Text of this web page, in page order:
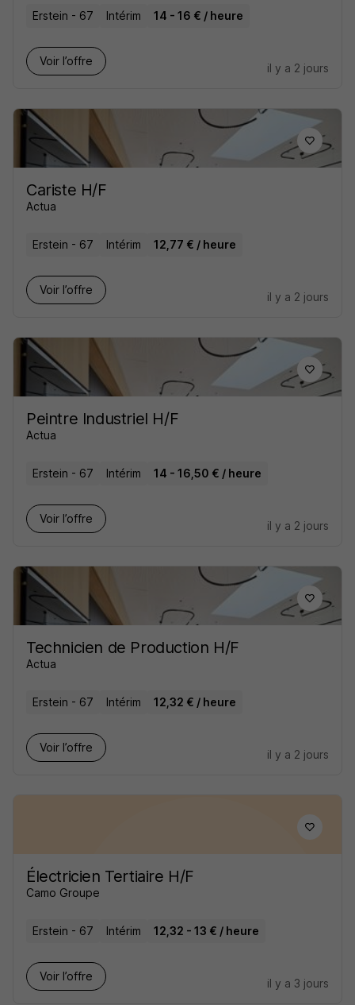
Erstein - 67 Intérim 14 - 16 € / heure
Voir l’offre
il y a 2 jours
Cariste H/F
Actua
Erstein - 67 Intérim 12,77 € / heure
Voir l’offre
il y a 2 jours
Peintre Industriel H/F
Actua
Erstein - 67 Intérim 14 - 16,50 € / heure
Voir l’offre
il y a 2 jours
Technicien de Production H/F
Actua
Erstein - 67 Intérim 12,32 € / heure
Voir l’offre
il y a 2 jours
Électricien Tertiaire H/F
Camo Groupe
Erstein - 67 Intérim 12,32 - 13 € / heure
Voir l’offre
il y a 3 jours